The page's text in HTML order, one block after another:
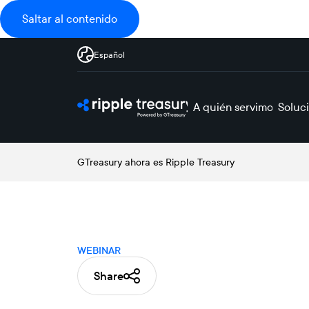
Saltar al contenido
Español
A quién servimos
GTreasury ahora es Ripple Treasury
WEBINAR
Share